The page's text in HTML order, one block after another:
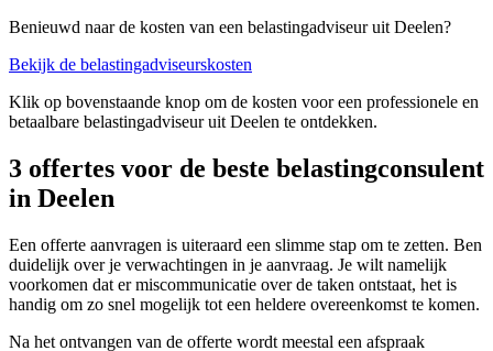
Benieuwd naar de kosten van een belastingadviseur uit Deelen?
Bekijk de belastingadviseurskosten
Klik op bovenstaande knop om de kosten voor een professionele en
betaalbare belastingadviseur uit Deelen te ontdekken.
3 offertes voor de beste belastingconsulent
in Deelen
Een offerte aanvragen is uiteraard een slimme stap om te zetten. Ben
duidelijk over je verwachtingen in je aanvraag. Je wilt namelijk
voorkomen dat er miscommunicatie over de taken ontstaat, het is
handig om zo snel mogelijk tot een heldere overeenkomst te komen.
Na het ontvangen van de offerte wordt meestal een afspraak